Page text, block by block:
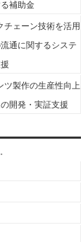
補助金
チェーン技術を活用
通に関するシステ
ツ製作の生産性向上
開発・実証支援